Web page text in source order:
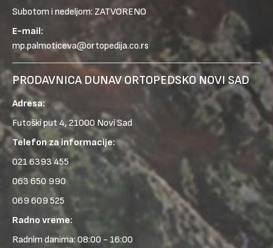
Subotom i nedeljom: ZATVORENO
E-mail:
mp.palmoticeva@ortopedija.co.rs
PRODAVNICA DUNAV ORTOPEDSKO NOVI SAD
Adresa:
Futoški put 4, 21000 Novi Sad
Telefon za informacije:
021 6393 455
063 650 990
069 609 525
Radno vreme:
Radnim danima: 08:00 - 16:00